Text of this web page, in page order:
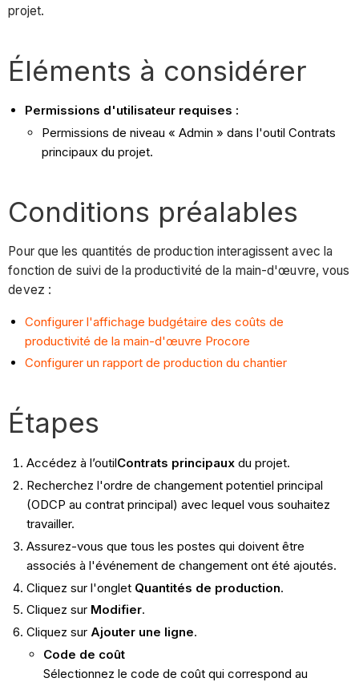
projet.
Éléments à considérer
Permissions d'utilisateur requises :
Permissions de niveau « Admin » dans l'outil Contrats
principaux du projet.
Conditions préalables
Pour que les quantités de production interagissent avec la
fonction de suivi de la productivité de la main-d'œuvre, vous
devez :
Configurer l'affichage budgétaire des coûts de
productivité de la main-d'œuvre Procore
Configurer un rapport de production du chantier
Étapes
Accédez à l’outilContrats principauxdu projet.
Recherchez l'ordre de changement potentiel principal
(ODCP au contrat principal) avec lequel vous souhaitez
travailler.
Assurez-vous que tous les postes qui doivent être
associés à l'événement de changement ont été ajoutés.
Cliquez sur l'onglet Quantités de production.
Cliquez sur Modifier.
Cliquez sur Ajouter une ligne.
Code de coût
Sélectionnez le code de coût qui correspond au